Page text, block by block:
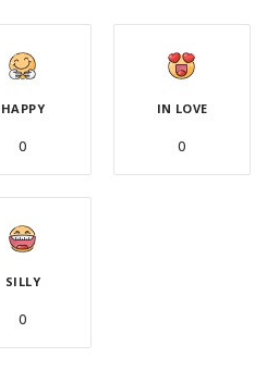
HAPPY
0
IN LOVE
0
SILLY
0